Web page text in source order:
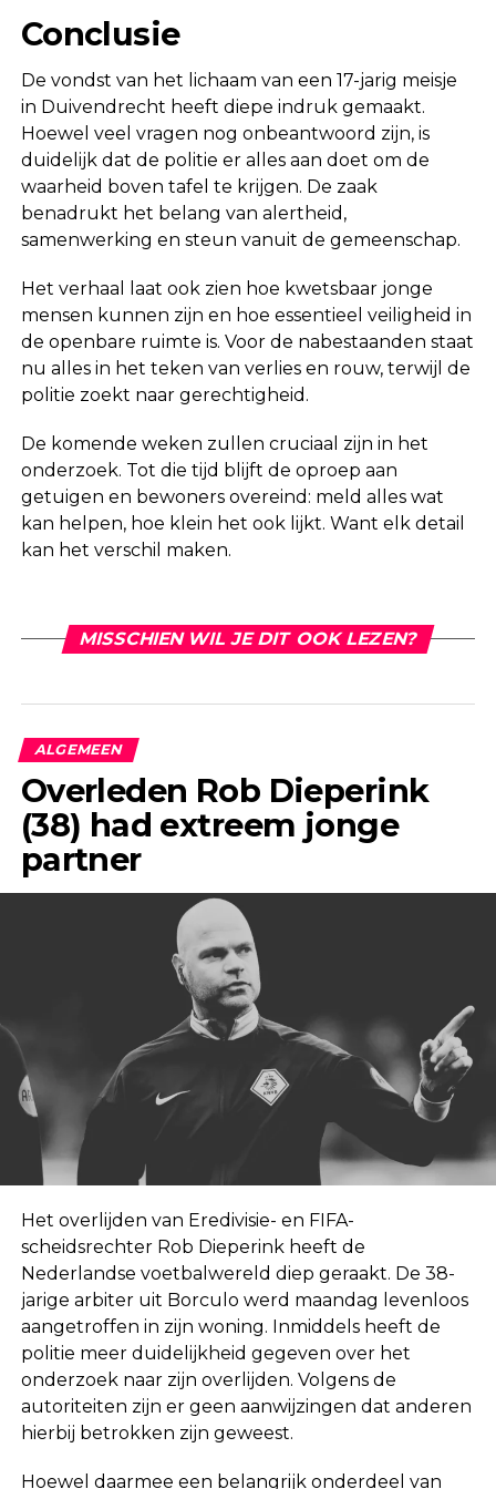
Conclusie
De vondst van het lichaam van een 17-jarig meisje
in Duivendrecht heeft diepe indruk gemaakt.
Hoewel veel vragen nog onbeantwoord zijn, is
duidelijk dat de politie er alles aan doet om de
waarheid boven tafel te krijgen. De zaak
benadrukt het belang van alertheid,
samenwerking en steun vanuit de gemeenschap.
Het verhaal laat ook zien hoe kwetsbaar jonge
mensen kunnen zijn en hoe essentieel veiligheid in
de openbare ruimte is. Voor de nabestaanden staat
nu alles in het teken van verlies en rouw, terwijl de
politie zoekt naar gerechtigheid.
De komende weken zullen cruciaal zijn in het
onderzoek. Tot die tijd blijft de oproep aan
getuigen en bewoners overeind: meld alles wat
kan helpen, hoe klein het ook lijkt. Want elk detail
kan het verschil maken.
MISSCHIEN WIL JE DIT OOK LEZEN?
ALGEMEEN
Overleden Rob Dieperink
(38) had extreem jonge
partner
Het overlijden van Eredivisie- en FIFA-
scheidsrechter Rob Dieperink heeft de
Nederlandse voetbalwereld diep geraakt. De 38-
jarige arbiter uit Borculo werd maandag levenloos
aangetroffen in zijn woning. Inmiddels heeft de
politie meer duidelijkheid gegeven over het
onderzoek naar zijn overlijden. Volgens de
autoriteiten zijn er geen aanwijzingen dat anderen
hierbij betrokken zijn geweest.
Hoewel daarmee een belangrijk onderdeel van